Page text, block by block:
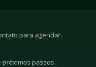
para agendar.
próximos passos.